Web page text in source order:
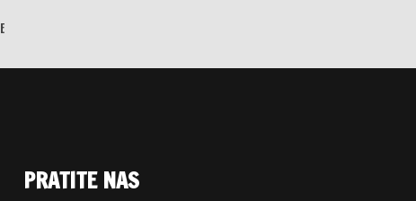
PRATITE NAS